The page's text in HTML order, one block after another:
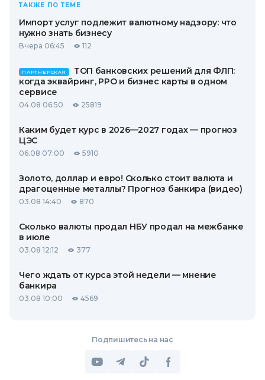
ТАКЖЕ ПО ТЕМЕ
Импорт услуг подлежит валютному надзору: что
нужно знать бизнесу
Вчера 06:45 112
ПАРТНЕРСКАЯ
ТОП банковских решений для ФЛП:
когда эквайринг, РРО и бизнес карты в одном
сервисе
04.08 06:50 25819
Каким будет курс в 2026—2027 годах — прогноз
ЦЭС
06.08 07:00 5910
Золото, доллар и евро! Сколько стоит валюта и
драгоценные металлы? Прогноз банкира (видео)
03.08 14:40 870
Сколько валюты продал НБУ продал на межбанке
в июле
03.08 12:12 377
Чего ждать от курса этой недели — мнение
банкира
03.08 10:00 4569
Подпишитесь на нас